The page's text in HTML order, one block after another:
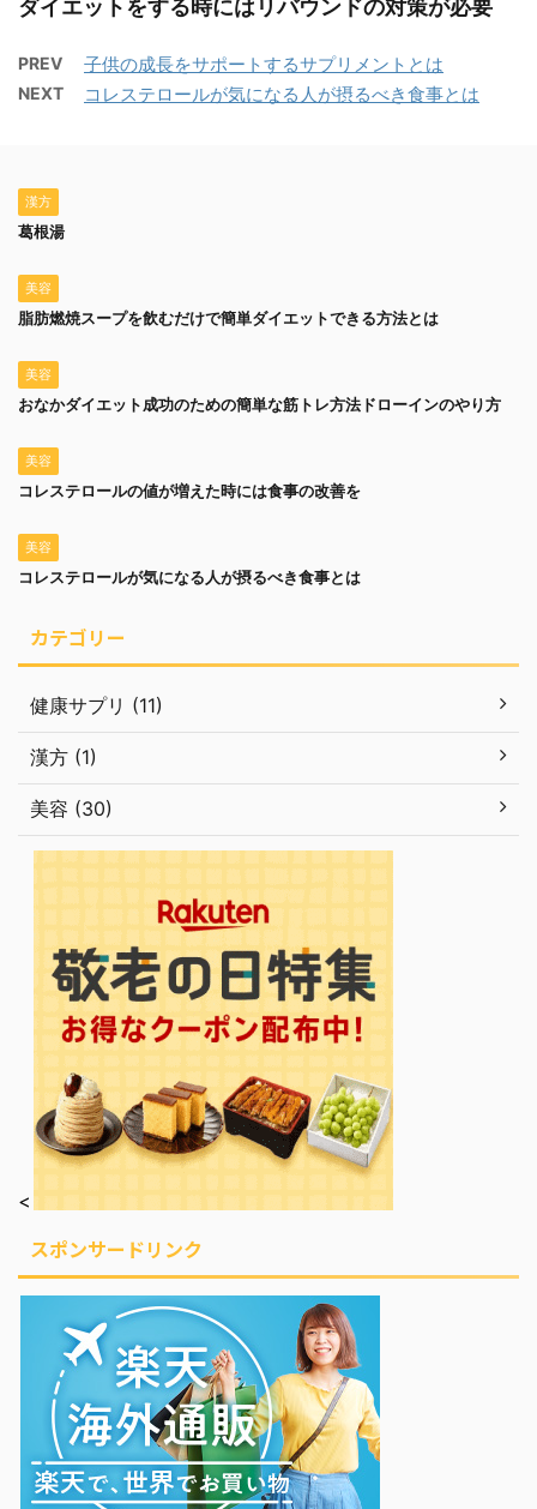
ダイエットをする時にはリバウンドの対策が必要
PREV 子供の成長をサポートするサプリメントとは
NEXT コレステロールが気になる人が摂るべき食事とは
漢方
葛根湯
美容
脂肪燃焼スープを飲むだけで簡単ダイエットできる方法とは
美容
おなかダイエット成功のための簡単な筋トレ方法ドローインのやり方
美容
コレステロールの値が増えた時には食事の改善を
美容
コレステロールが気になる人が摂るべき食事とは
カテゴリー
健康サプリ (11)
漢方 (1)
美容 (30)
<
スポンサードリンク